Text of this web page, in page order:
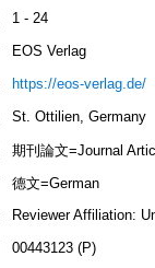
1 - 24
EOS Verlag
https://eos-verlag.de/
St. Ottilien, Germany
期刊論文=Journal
德文=German
Reviewer Affiliation:
00443123 (P)